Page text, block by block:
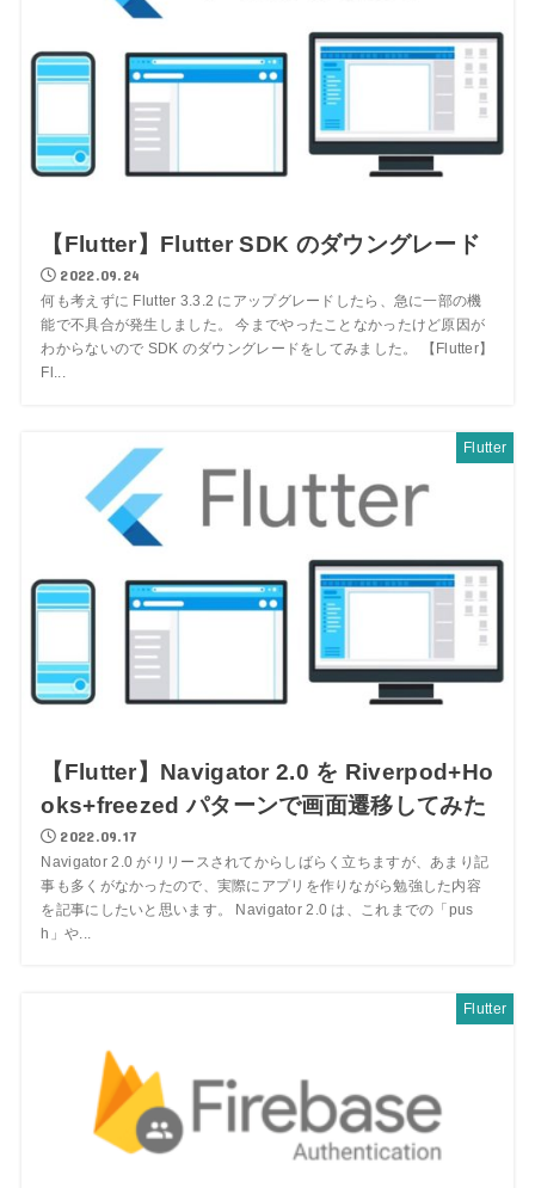
【Flutter】Flutter SDK のダウングレード
2022.09.24
何も考えずに Flutter 3.3.2 にアップグレードしたら、急に一部の機
能で不具合が発生しました。 今までやったことなかったけど原因が
わからないので SDK のダウングレードをしてみました。 【Flutter】
Fl...
Flutter
【Flutter】Navigator 2.0 を Riverpod+Ho
oks+freezed パターンで画面遷移してみた
2022.09.17
Navigator 2.0 がリリースされてからしばらく立ちますが、あまり記
事も多くがなかったので、実際にアプリを作りながら勉強した内容
を記事にしたいと思います。 Navigator 2.0 は、これまでの「pus
h」や...
Flutter